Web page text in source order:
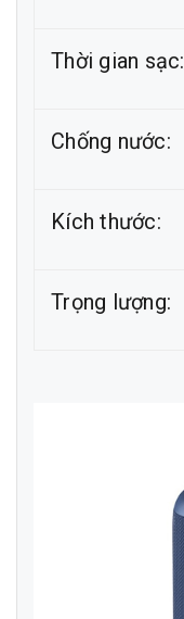
Thời gian sạc:
Chống nước:
Kích thước:
Trọng lượng: